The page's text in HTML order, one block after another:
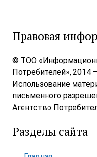
Правовая
© ТОО
Потребителей», 2014
Использование
письменного
Агентство
Разделы сайта